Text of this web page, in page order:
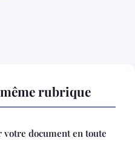
rubrique
votre document en toute